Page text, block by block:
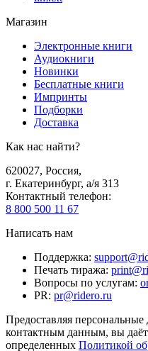
Магазин
Электронные книги
Аудиокниги
Новинки
Бесплатные книги
Импринты
Подборки
Доставка
Как нас найти?
620027, Россия,
г. Екатеринбург, а/я 313
Контактный телефон:
8 800 500 11 67
Написать нам
Поддержка:
Печать тиража:
Вопросы по услугам:
PR: pr@ridero.ru
Предоставляя
контактным данным, вы
определенных Политикой